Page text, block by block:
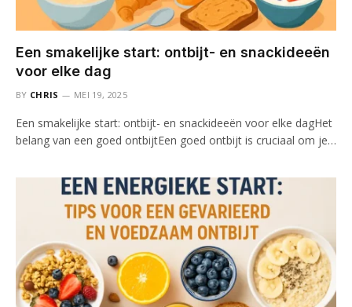
Een smakelijke start: ontbijt- en snackideeën
voor elke dag
BY CHRIS MEI 19, 2025
Een smakelijke start: ontbijt- en snackideeën voor elke dagHet
belang van een goed ontbijtEen goed ontbijt is cruciaal om je…